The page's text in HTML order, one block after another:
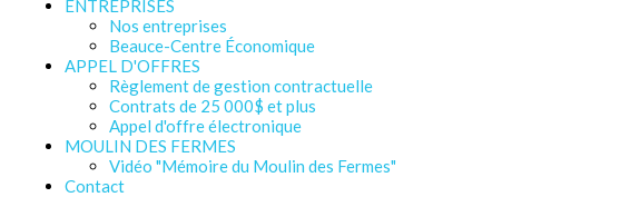
ENTREPRISES
Nos entreprises
Beauce-Centre Économique
APPEL D'OFFRES
Règlement de gestion contractuelle
Contrats de 25 000$ et plus
Appel d'offre électronique
MOULIN DES FERMES
Vidéo "Mémoire du Moulin des Fermes"
Contact